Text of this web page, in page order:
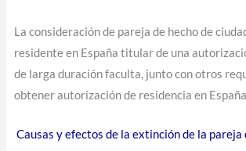
La consideración de pareja de hecho de
residente en España titular de una
de larga duración faculta, junto con otros
obtener autorización de residencia en
Causas y efectos de la extinción de la pareja